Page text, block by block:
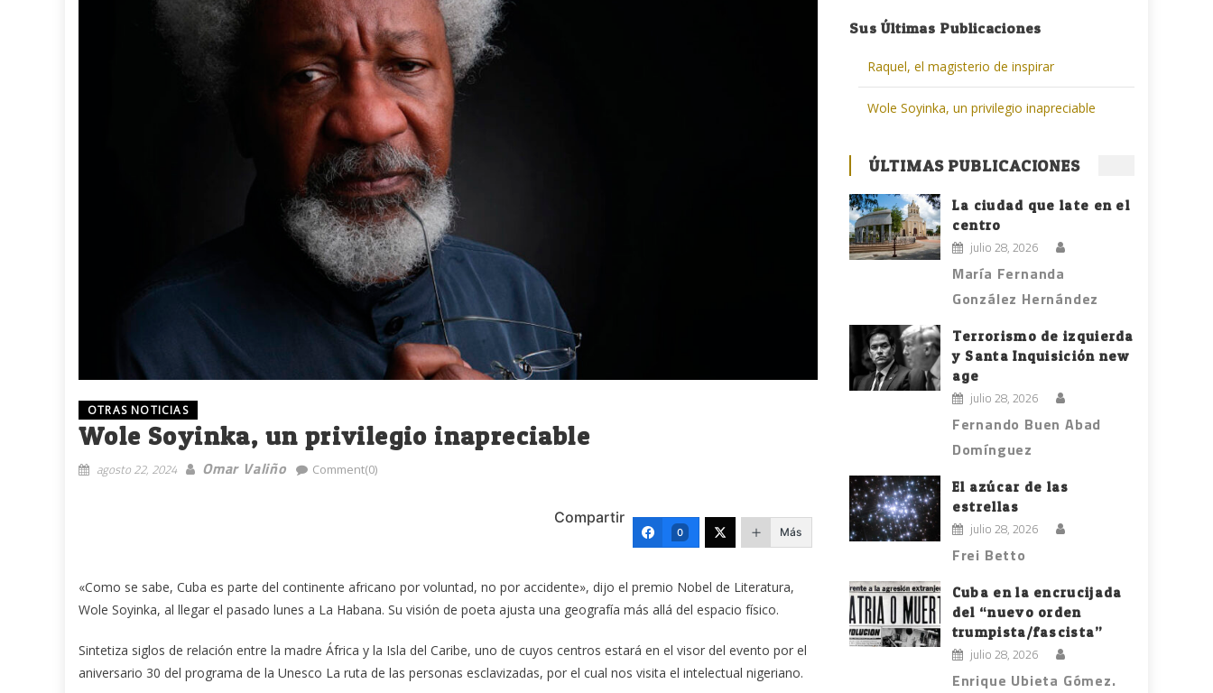
OTRAS NOTICIAS
Wole Soyinka, un privilegio inapreciable
agosto 22, 2024 Omar Valiño Comment(0)
Compartir
0 Más
«Como se sabe, Cuba es parte del continente africano por voluntad, no por accidente», dijo el premio Nobel de Literatura,
Wole Soyinka, al llegar el pasado lunes a La Habana. Su visión de poeta ajusta una geografía más allá del espacio físico.
Sintetiza siglos de relación entre la madre África y la Isla del Caribe, uno de cuyos centros estará en el visor del evento por el
aniversario 30 del programa de la Unesco La ruta de las personas esclavizadas, por el cual nos visita el intelectual nigeriano.
Sus Últimas Publicaciones
Raquel, el magisterio de inspirar
Wole Soyinka, un privilegio inapreciable
ÚLTIMAS PUBLICACIONES
La ciudad que late en el
centro
julio 28, 2026
María Fernanda
González Hernández
Terrorismo de izquierda
y Santa Inquisición new
age
julio 28, 2026
Fernando Buen Abad
Domínguez
El azúcar de las
estrellas
julio 28, 2026
Frei Betto
Cuba en la encrucijada
del “nuevo orden
trumpista/fascista”
julio 28, 2026
Enrique Ubieta Gómez.